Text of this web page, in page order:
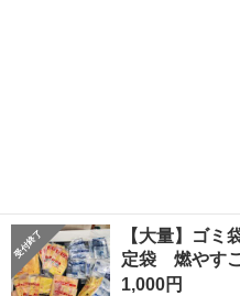
【大量】ゴ
定袋 燃やす
1,000円